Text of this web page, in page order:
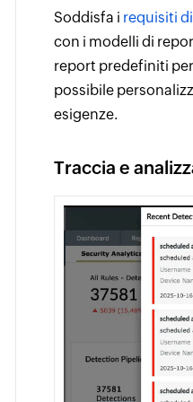
Soddisfa i requisiti
con i modelli di
report predefiniti per
possibile
esigenze.
Traccia e